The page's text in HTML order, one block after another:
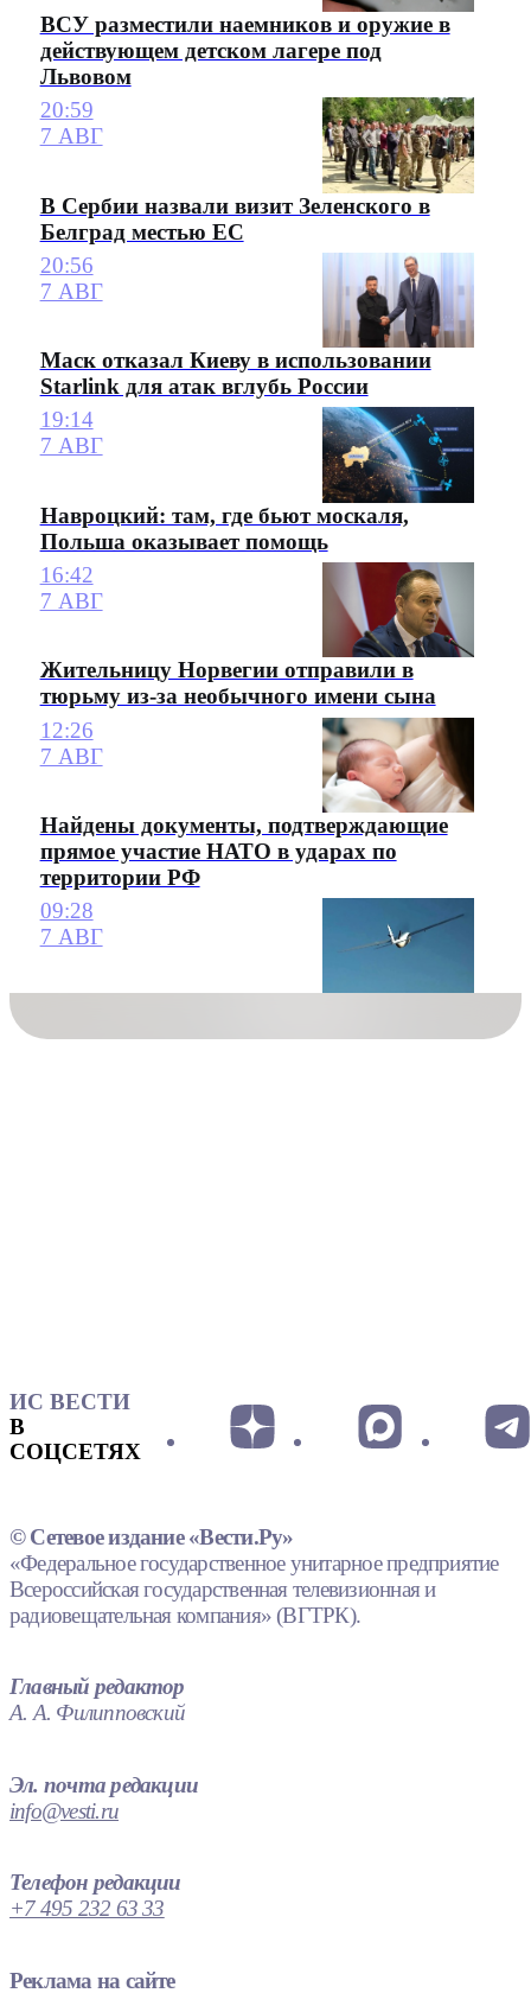
ВСУ разместили наемников и оружие в
действующем детском лагере под
Львовом
20:59
7 АВГ
В Сербии назвали визит Зеленского в
Белград местью ЕС
20:56
7 АВГ
Маск отказал Киеву в использовании
Starlink для атак вглубь России
19:14
7 АВГ
Навроцкий: там, где бьют москаля,
Польша оказывает помощь
16:42
7 АВГ
Жительницу Норвегии отправили в
тюрьму из-за необычного имени сына
12:26
7 АВГ
Найдены документы, подтверждающие
прямое участие НАТО в ударах по
территории РФ
09:28
7 АВГ
ИС ВЕСТИ
В
СОЦСЕТЯХ
© Сетевое издание «Вести.Ру»
«Федеральное государственное унитарное предприятие
Всероссийская государственная телевизионная и
радиовещательная компания» (ВГТРК).
Главный редактор
А. А. Филипповский
Эл. почта редакции
info@vesti.ru
Телефон редакции
+7 495 232 63 33
Реклама на сайте